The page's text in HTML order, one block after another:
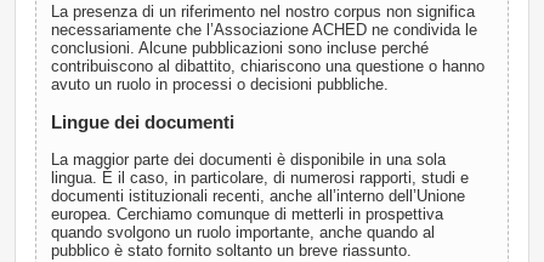
La presenza di un riferimento nel nostro corpus non significa
necessariamente che l’Associazione ACHED ne condivida le
conclusioni. Alcune pubblicazioni sono incluse perché
contribuiscono al dibattito, chiariscono una questione o hanno
avuto un ruolo in processi o decisioni pubbliche.
Lingue dei documenti
La maggior parte dei documenti è disponibile in una sola
lingua. È il caso, in particolare, di numerosi rapporti, studi e
documenti istituzionali recenti, anche all’interno dell’Unione
europea. Cerchiamo comunque di metterli in prospettiva
quando svolgono un ruolo importante, anche quando al
pubblico è stato fornito soltanto un breve riassunto.